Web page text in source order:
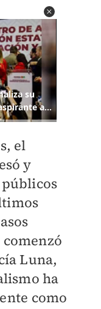
el
y
Luna,
ha
como